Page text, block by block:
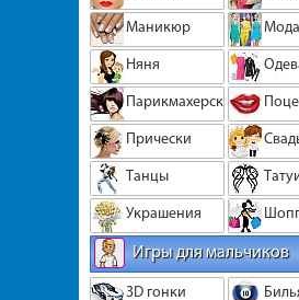
Маникюр
Мода
Няня
Парикмахерская
Прически
Танцы
Украшения
Игры для мальчиков
3D гонки